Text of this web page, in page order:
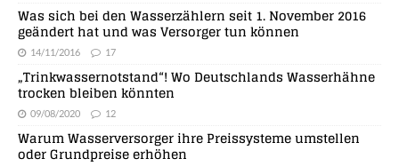
Was sich bei den Wasserzählern seit 1. November 2016
geändert hat und was Versorger tun können
14/11/2016 17
„Trinkwassernotstand“! Wo Deutschlands Wasserhähne
trocken bleiben könnten
09/08/2020 12
Warum Wasserversorger ihre Preissysteme umstellen
oder Grundpreise erhöhen